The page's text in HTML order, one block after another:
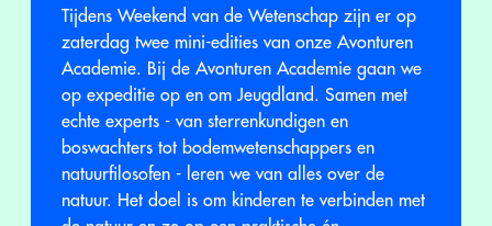
Tijdens Weekend van de Wetenschap zijn er op
zaterdag twee mini-edities van onze Avonturen
Academie. Bij de Avonturen Academie gaan we
op expeditie op en om Jeugdland. Samen met
echte experts - van sterrenkundigen en
boswachters tot bodemwetenschappers en
natuurfilosofen - leren we van alles over de
natuur. Het doel is om kinderen te verbinden met